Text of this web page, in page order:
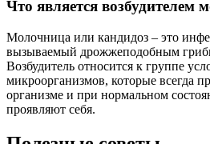
Что является возбудителем
Молочница или кандидоз – это
вызываемый дрожжеподобным
Возбудитель относится к группе
микроорганизмов, которые всегда
организме и при нормальном
проявляют себя.